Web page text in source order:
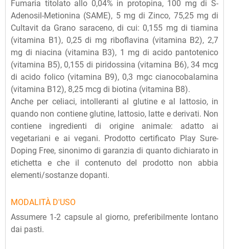
Fumaria titolato allo 0,04% in protopina, 100 mg di S-
Adenosil-Metionina (SAME), 5 mg di Zinco, 75,25 mg di
Cultavit da Grano saraceno, di cui: 0,155 mg di tiamina
(vitamina B1), 0,25 di mg riboflavina (vitamina B2), 2,7
mg di niacina (vitamina B3), 1 mg di acido pantotenico
(vitamina B5), 0,155 di piridossina (vitamina B6), 34 mcg
di acido folico (vitamina B9), 0,3 mgc cianocobalamina
(vitamina B12), 8,25 mcg di biotina (vitamina B8).
Anche per celiaci, intolleranti al glutine e al lattosio, in
quando non contiene glutine, lattosio, latte e derivati. Non
contiene ingredienti di origine animale: adatto ai
vegetariani e ai vegani. Prodotto certificato Play Sure-
Doping Free, sinonimo di garanzia di quanto dichiarato in
etichetta e che il contenuto del prodotto non abbia
elementi/sostanze dopanti.
MODALITÀ D'USO
Assumere 1-2 capsule al giorno, preferibilmente lontano
dai pasti.